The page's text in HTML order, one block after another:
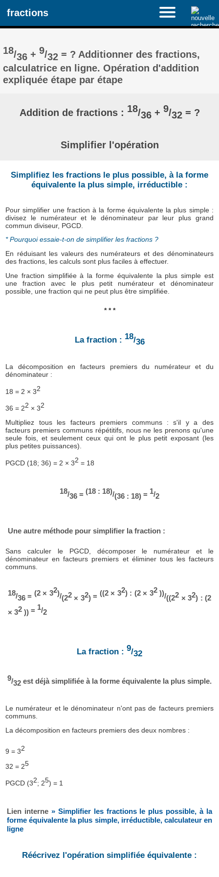
fractions
18/36 +9/32 = ? Additionner des fractions,
calculatrice en ligne. Opération d'addition
expliquée étape par étape
Addition de fractions : 18/36 + 9/32 = ?
Simplifier l'opération
Simplifiez les fractions le plus possible, à la forme
équivalente la plus simple, irréductible :
Pour simplifier une fraction à la forme équivalente la plus simple :
divisez le numérateur et le dénominateur par leur plus grand
commun diviseur, PGCD.
* Pourquoi essaie-t-on de simplifier les fractions ?
En réduisant les valeurs des numérateurs et des dénominateurs
des fractions, les calculs sont plus faciles à effectuer.
Une fraction simplifiée à la forme équivalente la plus simple est
une fraction avec le plus petit numérateur et dénominateur
possible, une fraction qui ne peut plus être simplifiée.
* * *
La fraction : 18/36
La décomposition en facteurs premiers du numérateur et du
dénominateur :
18 = 2 × 32
36 = 22 × 32
Multipliez tous les facteurs premiers communs : s'il y a des
facteurs premiers communs répétitifs, nous ne les prenons qu'une
seule fois, et seulement ceux qui ont le plus petit exposant (les
plus petites puissances).
PGCD (18; 36) = 2 × 32 = 18
18/36 = (18 : 18)/(36 : 18) = 1/2
Une autre méthode pour simplifier la fraction :
Sans calculer le PGCD, décomposer le numérateur et le
dénominateur en facteurs premiers et éliminer tous les facteurs
communs.
18/36 = (2 × 32)/(22× 32)= ((2 × 32) : (2 × 32))/((22 × 32) : (2
× 32 )) = 1/2
La fraction : 9/32
9/32 est déjà simplifiée à la forme équivalente la plus simple.
Le numérateur et le dénominateur n'ont pas de facteurs premiers
communs.
La décomposition en facteurs premiers des deux nombres :
9 = 32
32 = 25
PGCD (32; 25) = 1
Lien interne » Simplifier les fractions le plus possible, à la
forme équivalente la plus simple, irréductible, calculateur en
ligne
Réécrivez l'opération simplifiée équivalente :